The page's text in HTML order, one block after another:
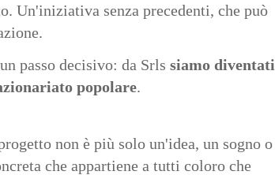
Un'iniziativa senza precedenti, che può
passo decisivo: da Srls siamo diventati
popolare.
non è più solo un'idea, un sogno o
che appartiene a tutti coloro che